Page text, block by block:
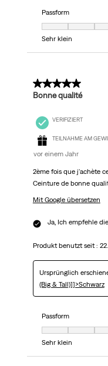
Passform
Passform, 4 von 7,
Sehr klein
5 von 5 Sternen.
Bonne qualité
VERIFIZIERT
TEILNAHME AM
vor einem Jahr
2ème fois que j'achète
Ceinture de bonne
Mit Google übersetzen
Ja, Ich empfehle
Produkt benutzt seit :
Ursprünglich
(Big & Tall)]]>Schwarz
Passform
Passform, 4 von 7,
Sehr klein